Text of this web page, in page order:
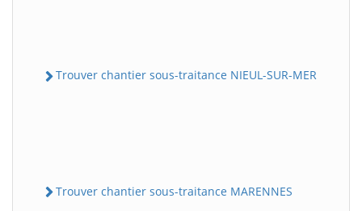
Trouver chantier sous-traitance NIEUL-SUR-MER
Trouver chantier sous-traitance MARENNES